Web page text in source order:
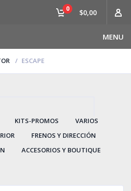
MENU
0 $0,00
ESCAPE
KITS-PROMOS
VARIOS
FRENOS Y DIRECCIÓN
ACCESORIOS Y BOUTIQUE